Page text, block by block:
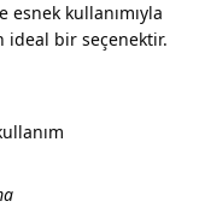
esnek kullanımıyla
ideal bir seçenektir.